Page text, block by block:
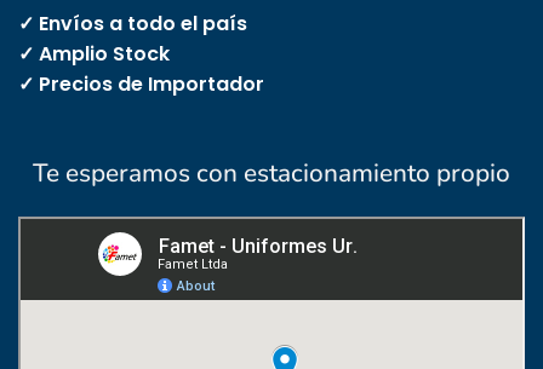
✓ Envíos a todo el país
✓ Amplio Stock
✓ Precios de Importador
Te esperamos con estacionamiento propio